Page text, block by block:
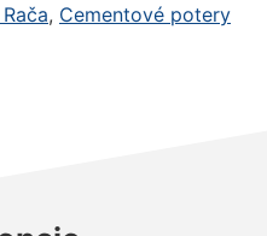
, Cementové potery